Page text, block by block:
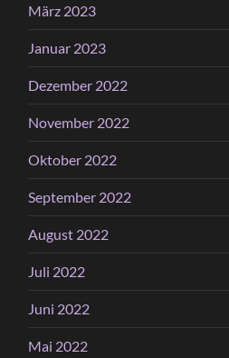
März 2023
Januar 2023
Dezember 2022
November 2022
Oktober 2022
September 2022
August 2022
Juli 2022
Juni 2022
Mai 2022